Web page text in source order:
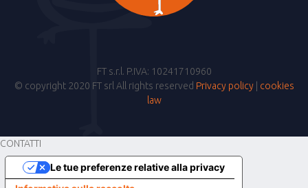
FT s.r.l. P.IVA: 10241710960
© copyright 2020 FT srl All rights reserved Privacy policy| cookies
law
CONTATTI
Le tue preferenze relative alla privacy